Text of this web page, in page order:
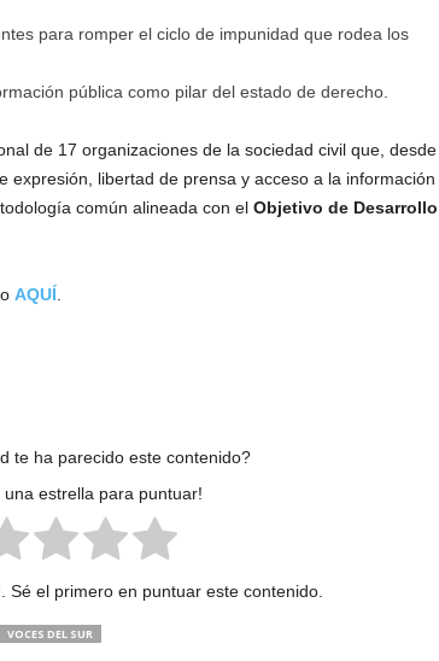
para romper el ciclo de impunidad que rodea los
pública como pilar del estado de derecho.
de 17 organizaciones de la sociedad civil que, desde
expresión, libertad de prensa y acceso a la información
común alineada con el Objetivo de Desarrollo
AQUÍ
te ha parecido este contenido?
una estrella para puntuar!
Sé el primero en puntuar este contenido.
VOCES DEL SUR